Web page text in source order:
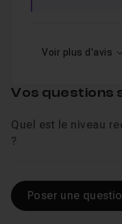
Voir plus d'avis
Vos questions
Quel est le niveau
?
Poser une